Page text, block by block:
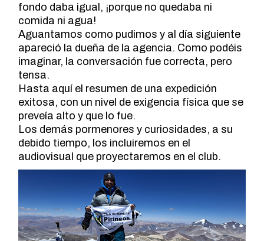
fondo daba igual, ¡porque no quedaba ni
comida ni agua!
Aguantamos como pudimos y al día siguiente
apareció la dueña de la agencia. Como podéis
imaginar, la conversación fue correcta, pero
tensa.
Hasta aquí el resumen de una expedición
exitosa, con un nivel de exigencia física que se
preveía alto y que lo fue.
Los demás pormenores y curiosidades, a su
debido tiempo, los incluiremos en el
audiovisual que proyectaremos en el club.